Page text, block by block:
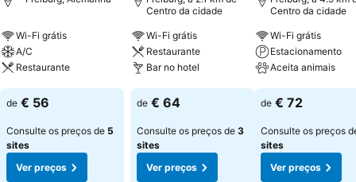
Wi-Fi grátis
A/C
Restaurante
Ver preços
de € 56
Consulte os preços de 5
sites
Ver preços
Centro da cidade
Wi-Fi grátis
Restaurante
Bar no hotel
Ver preços
de € 64
Consulte os preços de 3
sites
Ver preços
Centro da cidade
Wi-Fi grátis
Estacionamento
Aceita animais
Ver preços
de € 72
Consulte os preços
sites
Ver preços